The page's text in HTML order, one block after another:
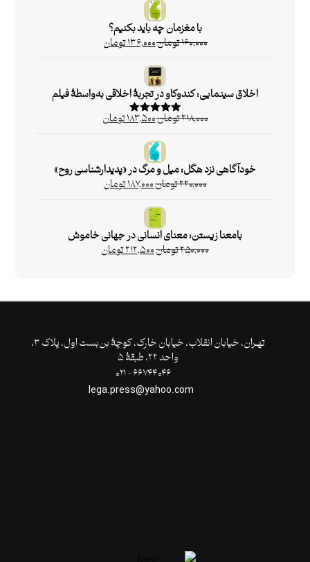
با مغزمان چه باید بکنیم؟
۱۶۰,۰۰۰تومان۱۳۶,۰۰۰تومان
اخلاق سینمایی: کندوکاو در تجربۀ اخلاقی به‌واسطۀ فیلم
امتیاز۵.۰۰
۲۱۸,۰۰۰تومان۱۸۳,۵۰۰تومان
خودآگاهی نزد هگل: میل و مرگ در «پدیدارشناسی روح»
۲۲۰,۰۰۰تومان۱۸۷,۰۰۰تومان
بامعنا زیستن: معنای انسانی در جهانی خاموش
۲۵۰,۰۰۰تومان۲۱۲,۵۰۰تومان
تهـران،‌ خیابان انقلاب، خیابان خارک، کوچۀ بن‌بست اول، پلاک ۳،
واحد ۲۲، طبقۀ ۵